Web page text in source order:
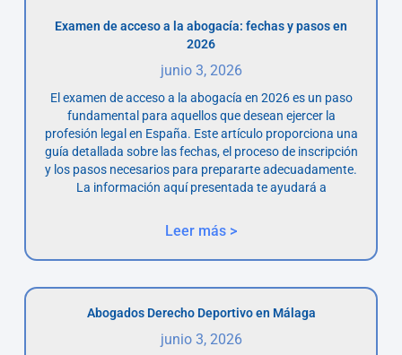
Examen de acceso a la abogacía: fechas y pasos en
2026
junio 3, 2026
El examen de acceso a la abogacía en 2026 es un paso
fundamental para aquellos que desean ejercer la
profesión legal en España. Este artículo proporciona una
guía detallada sobre las fechas, el proceso de inscripción
y los pasos necesarios para prepararte adecuadamente.
La información aquí presentada te ayudará a
Leer más >
Abogados Derecho Deportivo en Málaga
junio 3, 2026